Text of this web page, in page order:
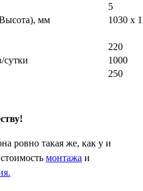
5
мм
1030 x
220
сутки
1000
250
ровно такая же, как у и
монтажа и
.